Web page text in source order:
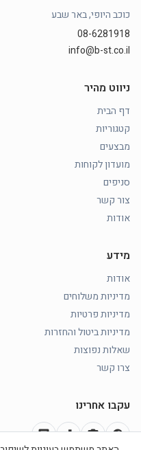
כוכב היופי, באר שבע
08-6281918
info@b-st.co.il
ניווט מהיר
דף הבית
קטגוריות
מבצעים
מועדון לקוחות
סניפים
צור קשר
אודות
מידע
אודות
מדיניות משלוחים
מדיניות פרטיות
מדיניות ביטול והחזרות
שאלות נפוצות
צרו קשר
עקבו אחרינו
facebook
photo_camera
music_note
chat